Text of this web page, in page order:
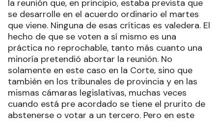
la reunión que, en principio, estaba prevista que
se desarrolle en el acuerdo ordinario el martes
que viene. Ninguna de esas críticas es valedera. El
hecho de que se voten a sí mismo es una
práctica no reprochable, tanto más cuanto una
minoría pretendió abortar la reunión. No
solamente en este caso en la Corte, sino que
también en los tribunales de provincia y en las
mismas cámaras legislativas, muchas veces
cuando está pre acordado se tiene el prurito de
abstenerse o votar a un tercero. Pero en este